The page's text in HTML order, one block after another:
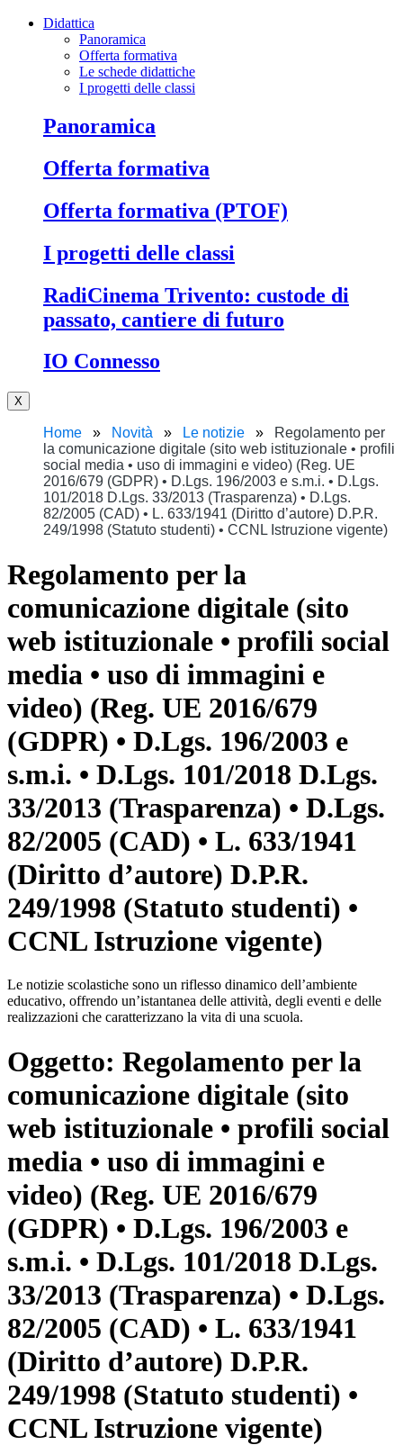
Didattica
Panoramica
Offerta formativa
Le schede didattiche
I progetti delle classi
Panoramica
Offerta formativa
Offerta formativa (PTOF)
I progetti delle classi
RadiCinema Trivento: custode di
passato, cantiere di futuro
IO Connesso
X
Home Novità Le notizie
Regolamento per
la comunicazione digitale (sito web istituzionale • profili
social media • uso di immagini e video) (Reg. UE
2016/679 (GDPR) • D.Lgs. 196/2003 e s.m.i. • D.Lgs.
101/2018 D.Lgs. 33/2013 (Trasparenza) • D.Lgs.
82/2005 (CAD) • L. 633/1941 (Diritto d’autore) D.P.R.
249/1998 (Statuto studenti) • CCNL Istruzione vigente)
Regolamento per la
comunicazione digitale (sito
web istituzionale • profili social
media • uso di immagini e
video) (Reg. UE 2016/679
(GDPR) • D.Lgs. 196/2003 e
s.m.i. • D.Lgs. 101/2018 D.Lgs.
33/2013 (Trasparenza) • D.Lgs.
82/2005 (CAD) • L. 633/1941
(Diritto d’autore) D.P.R.
249/1998 (Statuto studenti) •
CCNL Istruzione vigente)
Le notizie scolastiche sono un riflesso dinamico dell’ambiente
educativo, offrendo un’istantanea delle attività, degli eventi e delle
realizzazioni che caratterizzano la vita di una scuola.
Oggetto: Regolamento per la
comunicazione digitale (sito
web istituzionale • profili social
media • uso di immagini e
video) (Reg. UE 2016/679
(GDPR) • D.Lgs. 196/2003 e
s.m.i. • D.Lgs. 101/2018 D.Lgs.
33/2013 (Trasparenza) • D.Lgs.
82/2005 (CAD) • L. 633/1941
(Diritto d’autore) D.P.R.
249/1998 (Statuto studenti) •
CCNL Istruzione vigente)